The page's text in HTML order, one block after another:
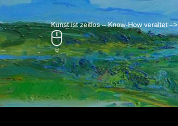
Kunst ist zeitlos – Know-How veraltet –>